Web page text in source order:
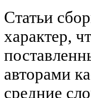
Статьи
характер,
авторами
средние